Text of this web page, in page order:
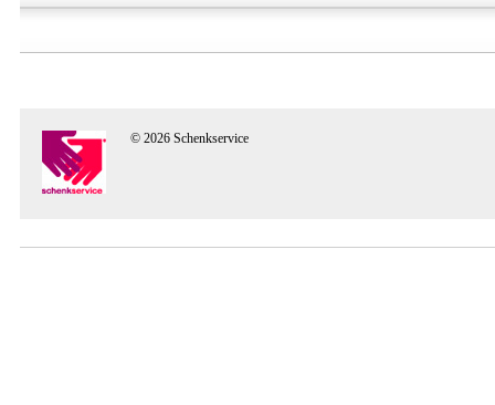
© 2026 Schenkservice